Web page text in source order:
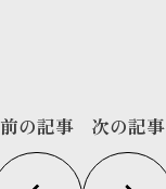
前の記事 次の記事